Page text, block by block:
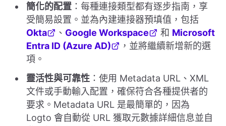
簡化的配置 ：每種連接類型都有逐步指南，享
受簡易設置。並為內建連接器預填值，包括
Okta
、 Google Workspace 和 Microsoft
Entra ID (Azure AD)
，並將繼續新增新的選
項。
靈活性與可靠性 ：使用 Metadata URL、XML
文件或手動輸入配置，確保符合各種提供者的
要求。Metadata URL 是最簡單的，因為
Logto 會自動從 URL 獲取元數據詳細信息並自